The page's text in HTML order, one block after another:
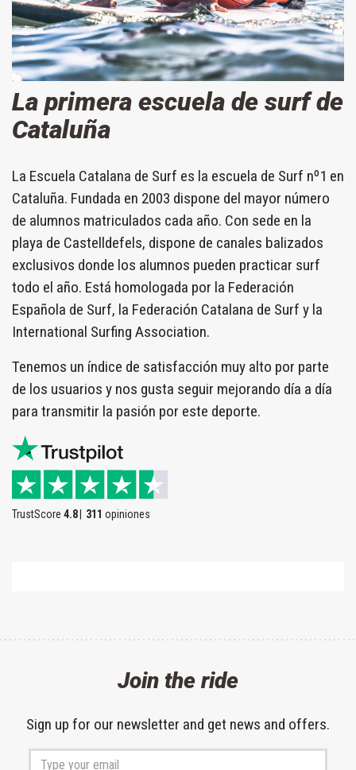
La primera escuela de surf de
Cataluña
La Escuela Catalana de Surf es la escuela de Surf nº1 en
Cataluña. Fundada en 2003 dispone del mayor número
de alumnos matriculados cada año. Con sede en la
playa de Castelldefels, dispone de canales balizados
exclusivos donde los alumnos pueden practicar surf
todo el año. Está homologada por la Federación
Española de Surf, la Federación Catalana de Surf y la
International Surfing Association.
Tenemos un índice de satisfacción muy alto por parte
de los usuarios y nos gusta seguir mejorando día a día
para transmitir la pasión por este deporte.
TrustScore 4.8 311 opiniones
Join the ride
Sign up for our newsletter and get news and offers.